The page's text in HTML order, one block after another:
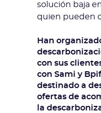
solución baja
quien pueden
Han
con sus
con Sami y
destinado a
ofertas de
la